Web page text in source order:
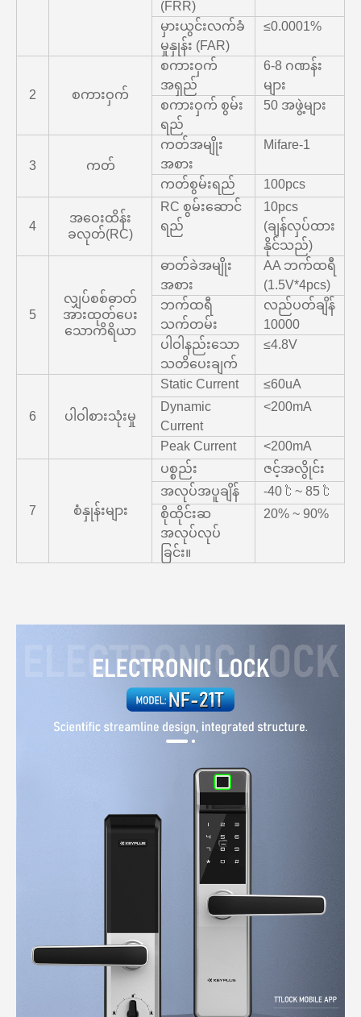
(FRR)
မှားယွင်းလက်ခံ
မှုနှုန်း (FAR)
≤0.0001%
2 စကားဝှက်
စကားဝှက်
အရှည်
6-8 ဂဏန်း
များ
စကားဝှက် စွမ်း
ရည်
50 အဖွဲ့များ
3 ကတ်
ကတ်အမျိုး
အစား
Mifare-1
ကတ်စွမ်းရည် 100pcs
4
အဝေးထိန်း
ခလုတ်(RC)
RC စွမ်းဆောင်
ရည်
10pcs
(ချန်လှပ်ထား
နိုင်သည်)
5
လျှပ်စစ်ဓာတ်
အားထုတ်ပေး
သောကိရိယာ
ဓာတ်ခဲအမျိုး
အစား
AA ဘက်ထရီ
(1.5V*4pcs)
ဘက်ထရီ
သက်တမ်း
လည်ပတ်ချိန်
10000
ပါဝါနည်းသော
သတိပေးချက်
≤4.8V
6 ပါဝါစားသုံးမှု
Static Current
≤60uA
Dynamic
Current
<200mA
Peak Current <200mA
7 စံနှုန်းများ
ပစ္စည်း
ဇင့်အလွိုင်း
အလုပ်အပူချိန်
-40 ℃ ~ 85 ℃
စိုထိုင်းဆ
အလုပ်လုပ်
ခြင်း။
20% ~ 90%